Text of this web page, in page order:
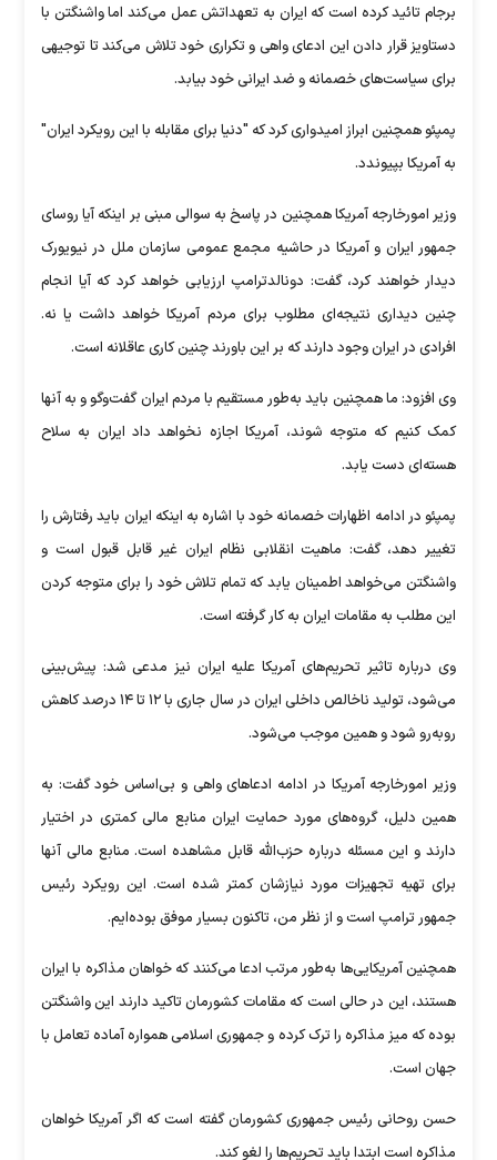
برجام تائید کرده است که ایران به تعهداتش عمل می‌کند اما واشنگتن با
دستاویز قرار دادن این ادعای واهی و تکراری خود تلاش می‌کند تا توجیهی
برای سیاست‌های خصمانه و ضد ایرانی خود بیابد.
پمپئو همچنین ابراز امیدواری کرد که "دنیا برای مقابله با این رویکرد ایران"
به آمریکا بپیوندد.
وزیر امورخارجه آمریکا همچنین در پاسخ به سوالی مبنی بر اینکه آیا روسای
جمهور ایران و آمریکا در حاشیه مجمع عمومی سازمان ملل در نیویورک
دیدار خواهند کرد، گفت: دونالدترامپ ارزیابی خواهد کرد که آیا انجام
چنین دیداری نتیجه‌ای مطلوب برای مردم آمریکا خواهد داشت یا نه.
افرادی در ایران وجود دارند که بر این باورند چنین کاری عاقلانه است.
وی افزود: ما همچنین باید به‌طور مستقیم با مردم ایران گفت‌وگو و به آنها
کمک کنیم که متوجه شوند، آمریکا اجازه نخواهد داد ایران به سلاح
هسته‌ای دست یابد.
پمپئو در ادامه اظهارات خصمانه خود با اشاره به اینکه ایران باید رفتارش را
تغییر دهد، گفت: ماهیت انقلابی نظام ایران غیر قابل قبول است و
واشنگتن می‌خواهد اطمینان یابد که تمام تلاش خود را برای متوجه کردن
این مطلب به مقامات ایران به کار گرفته است.
وی درباره تاثیر تحریم‌های آمریکا علیه ایران نیز مدعی شد: پیش‌بینی
می‌شود، تولید ناخالص داخلی ایران در سال جاری با ۱۲ تا ۱۴ درصد کاهش
روبه‌رو شود و همین موجب می‌شود.
وزیر امورخارجه آمریکا در ادامه ادعاهای واهی و بی‌اساس خود گفت: به
همین دلیل، گروه‌های مورد حمایت ایران منابع مالی کمتری در اختیار
دارند و این مسئله درباره حزب‌الله قابل مشاهده است. منابع مالی آنها
برای تهیه تجهیزات مورد نیازشان کمتر شده است. این رویکرد رئیس
جمهور ترامپ است و از نظر من، تاکنون بسیار موفق بوده‌ایم.
همچنین آمریکایی‌ها به‌طور مرتب ادعا می‌کنند که خواهان مذاکره با ایران
هستند، این در حالی است که مقامات کشورمان تاکید دارند این واشنگتن
بوده که میز مذاکره را ترک کرده و جمهوری اسلامی همواره آماده تعامل با
جهان است.
حسن روحانی رئیس جمهوری کشورمان گفته است که اگر آمریکا خواهان
مذاکره است ابتدا باید تحریم‌ها را لغو کند.